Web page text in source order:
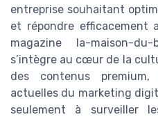
entreprise souhaitant
et répondre efficacement
magazine la-maison-
s’intègre au cœur de la
des contenus
actuelles du marketing
seulement à surveiller